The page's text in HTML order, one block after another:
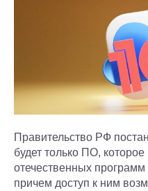
Правительство РФ
будет только ПО,
отечественных
причем доступ к ним